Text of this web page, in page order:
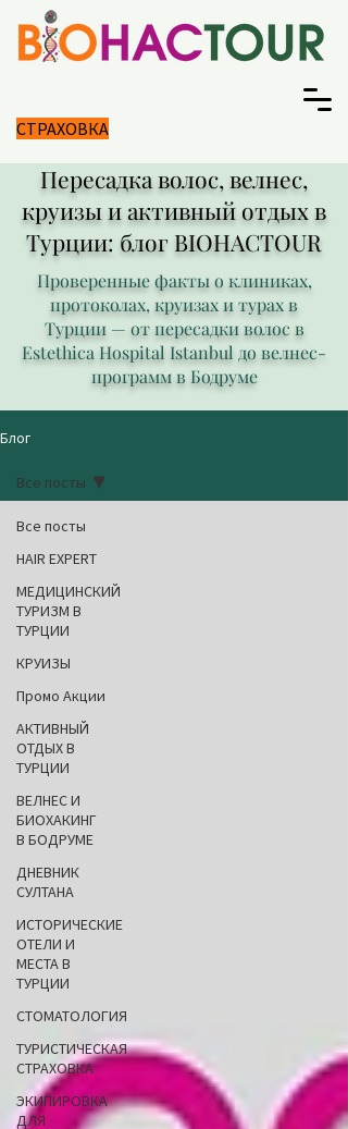
СТРАХОВКА
Пересадка волос, велнес,
круизы и активный отдых в
Турции: блог BIOHACTOUR
Проверенные факты о клиниках,
протоколах, круизах и турах в
Турции — от пересадки волос в
Estethica Hospital Istanbul до велнес-
программ в Бодруме
Блог
Все посты
HAIR EXPERT
МЕДИЦИНСКИЙ
ТУРИЗМ В
ТУРЦИИ
КРУИЗЫ
Промо Акции
АКТИВНЫЙ
ОТДЫХ В
ТУРЦИИ
ВЕЛНЕС И
БИОХАКИНГ
В БОДРУМЕ
ДНЕВНИК
СУЛТАНА
ИСТОРИЧЕСКИЕ
ОТЕЛИ И
МЕСТА В
ТУРЦИИ
СТОМАТОЛОГИЯ
ТУРИСТИЧЕСКАЯ
СТРАХОВКА
ЭКИПИРОВКА
ДЛЯ
Все посты